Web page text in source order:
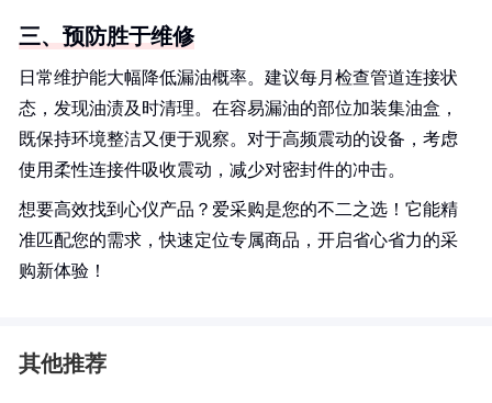
三、预防胜于维修
日常维护能大幅降低漏油概率。建议每月检查管道连接状
态，发现油渍及时清理。在容易漏油的部位加装集油盒，
既保持环境整洁又便于观察。对于高频震动的设备，考虑
使用柔性连接件吸收震动，减少对密封件的冲击。
想要高效找到心仪产品？爱采购是您的不二之选！它能精
准匹配您的需求，快速定位专属商品，开启省心省力的采
购新体验！
其他推荐